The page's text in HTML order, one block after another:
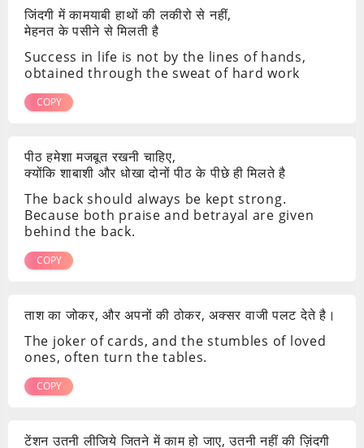
जिंदगी में कामयाबी हाथों की लकीरो से नहीं,
मेहनत के पसीने से मिलती है
Success in life is not by the lines of hands,
obtained through the sweat of hard work
COPY
पीठ हमेशा मजबूत रखनी चाहिए,
क्योंकि शाबाशी और धोखा दोनों पीठ के पीछे ही मिलते है
The back should always be kept strong.
Because both praise and betrayal are given
behind the back.
COPY
ताश का जोकर, और अपनों की ठोकर, अक्सर वाजी पलट देते है।
The joker of cards, and the stumbles of loved
ones, often turn the tables.
COPY
टेंशन उतनी लीजिये जितने में काम हो जाए, उतनी नहीं की ज़िंदगी